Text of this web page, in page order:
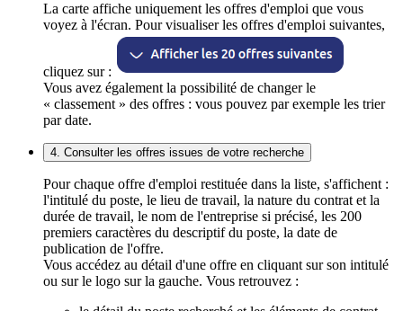
La carte affiche uniquement les offres d'emploi que vous
voyez à l'écran. Pour visualiser les offres d'emploi suivantes,
cliquez sur :
Vous avez également la possibilité de changer le
« classement » des offres : vous pouvez par exemple les trier
par date.
4. Consulter les offres issues de votre recherche
Pour chaque offre d'emploi restituée dans la liste, s'affichent :
l'intitulé du poste, le lieu de travail, la nature du contrat et la
durée de travail, le nom de l'entreprise si précisé, les 200
premiers caractères du descriptif du poste, la date de
publication de l'offre.
Vous accédez au détail d'une offre en cliquant sur son intitulé
ou sur le logo sur la gauche. Vous retrouvez :